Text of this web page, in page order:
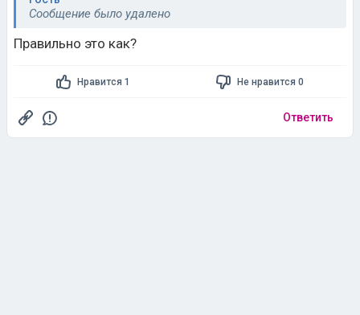
Сообщение было удалено
Правильно это как?
Нравится 1 Не нравится 0
Ответить